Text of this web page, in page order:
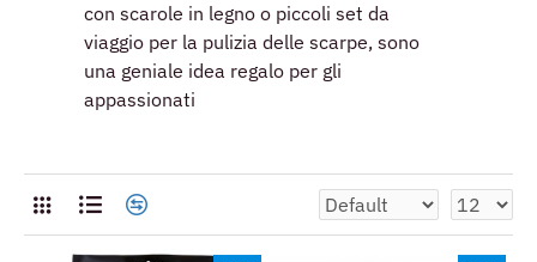
con scarole in legno o piccoli set da
viaggio per la pulizia delle scarpe, sono
una geniale idea regalo per gli
appassionati